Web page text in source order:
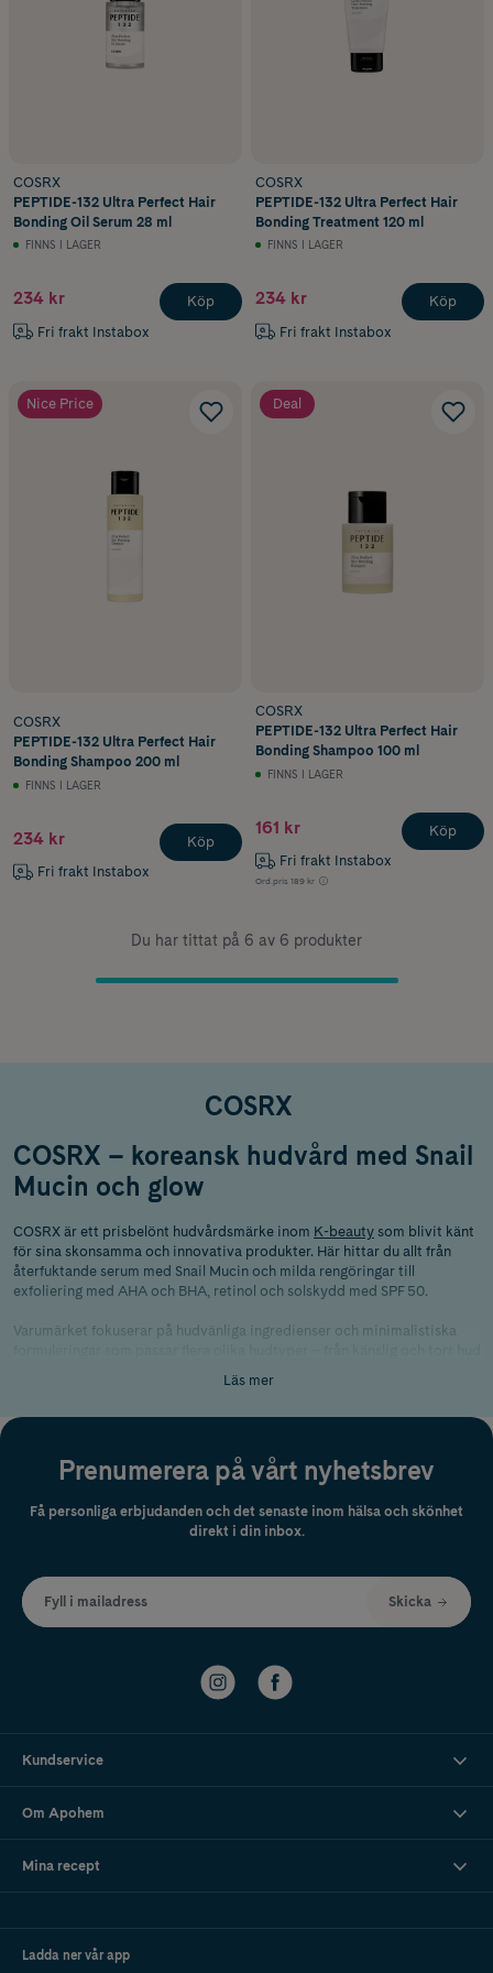
COSRX
PEPTIDE-132 Ultra Perfect Hair
Bonding Oil Serum 28 ml
FINNS I LAGER
234 kr
Fri frakt Instabox
Köp
COSRX
PEPTIDE-132 Ultra Perfect Hair
Bonding Treatment 120 ml
FINNS I LAGER
234 kr
Fri frakt Instabox
Köp
Nice Price
COSRX
PEPTIDE-132 Ultra Perfect Hair
Bonding Shampoo 200 ml
FINNS I LAGER
234 kr
Fri frakt Instabox
Köp
Deal
COSRX
PEPTIDE-132 Ultra Perfect Hair
Bonding Shampoo 100 ml
FINNS I LAGER
161 kr
Fri frakt Instabox
Ord.pris 189 kr
Köp
Du har tittat på 6 av 6 produkter
COSRX
COSRX – koreansk hudvård med Snail
Mucin och glow
COSRX är ett prisbelönt hudvårdsmärke inom K-beauty som blivit känt
för sina skonsamma och innovativa produkter. Här hittar du allt från
återfuktande serum med Snail Mucin och milda rengöringar till
exfoliering med AHA och BHA, retinol och solskydd med SPF 50.
Varumärket fokuserar på hudvänliga ingredienser och minimalistiska
varumärkena inom koreansk hudvård och uppskattas för produkter som
Därför är COSRX så populärt inom K-
beauty
Koreansk hudvård, även kallat K-beauty, är känt för sina återfuktande
formuleringar och aktiva ingredienser som niacinamid, peptider,
hyaluronsyra och exfolierande syror. Många uppskattar också att flera
produkter är parfymfria.
Vill du läsa mer om vanliga ingredienser inom koreansk hudvård?
Vanliga ingredienser i K-beauty och varför de är så populära
Power Essence
, som innehåller 96 % Snail Mucin – en ingrediens som
ofta används inom koreansk hudvård i återfuktande hudvårdsritualer.
Low pH Good Morning Gel Cleanser
Master Patch Original Fit
Läs mer
Prenumerera på vårt nyhetsbrev
Få personliga erbjudanden och det senaste inom hälsa och skönhet
direkt i din inbox.
Fyll i mailadress Skicka
Kundservice
Om Apohem
Mina recept
Ladda ner vår app